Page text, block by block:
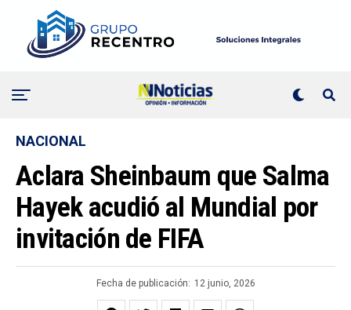
NACIONAL
Aclara Sheinbaum que Salma
Hayek acudió al Mundial por
invitación de FIFA
Fecha de publicación: 12 junio, 2026